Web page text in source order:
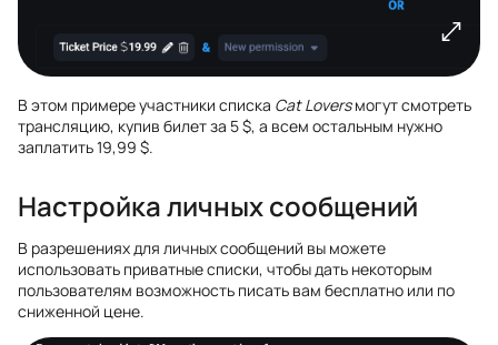
В этом примере участники списка Cat Loversмогут смотреть
трансляцию, купив билет за 5 $, а всем остальным нужно
заплатить 19,99 $.
Настройка личных сообщений
В разрешениях для личных сообщений вы можете
использовать приватные списки, чтобы дать некоторым
пользователям возможность писать вам бесплатно или по
сниженной цене.